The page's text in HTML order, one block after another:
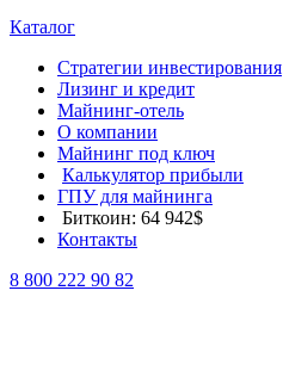
Каталог
Стратегии инвестирования
Лизинг и кредит
Майнинг-отель
О компании
Майнинг под ключ
Калькулятор прибыли
ГПУ для майнинга
Биткоин: 64 942$
Контакты
8 800 222 90 82